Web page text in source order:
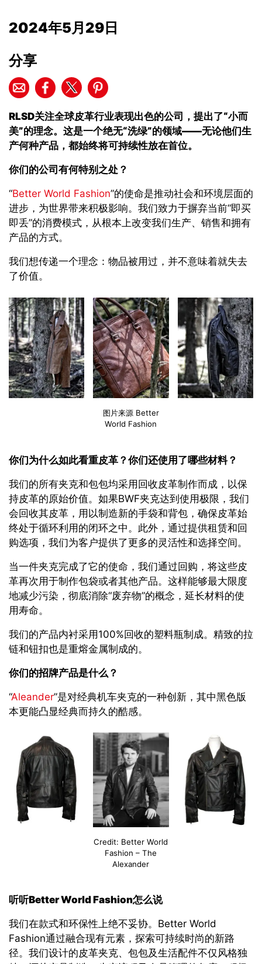
2024年5月29日
分享
RLSD关注全球皮革行业表现出色的公司，提出了“小而
美”的理念。这是一个绝无“洗绿”的领域——无论他们生
产何种产品，都始终将可持续性放在首位。
你们的公司有何特别之处？
“Better World Fashion”的使命是推动社会和环境层面的
进步，为世界带来积极影响。我们致力于摒弃当前“即买
即丢”的消费模式，从根本上改变我们生产、销售和拥有
产品的方式。
我们想传递一个理念：物品被用过，并不意味着就失去
了价值。
图片来源 Better
World Fashion
你们为什么如此看重皮革？你们还使用了哪些材料？
我们的所有夹克和包包均采用回收皮革制作而成，以保
持皮革的原始价值。如果BWF夹克达到使用极限，我们
会回收其皮革，用以制造新的手袋和背包，确保皮革始
终处于循环利用的闭环之中。此外，通过提供租赁和回
购选项，我们为客户提供了更多的灵活性和选择空间。
当一件夹克完成了它的使命，我们通过回购，将这些皮
革再次用于制作包袋或者其他产品。这样能够最大限度
地减少污染，彻底消除“废弃物”的概念，延长材料的使
用寿命。
我们的产品内衬采用100%回收的塑料瓶制成。精致的拉
链和钮扣也是重熔金属制成的。
你们的招牌产品是什么？
“Aleander”是对经典机车夹克的一种创新，其中黑色版
本更能凸显经典而持久的酷感。
Credit: Better World
Fashion – The
Alexander
听听Better World Fashion怎么说
我们在款式和环保性上绝不妥协。Better World
Fashion通过融合现有元素，探索可持续时尚的新路
径。我们设计的皮革夹克、包包及生活配件不仅风格独